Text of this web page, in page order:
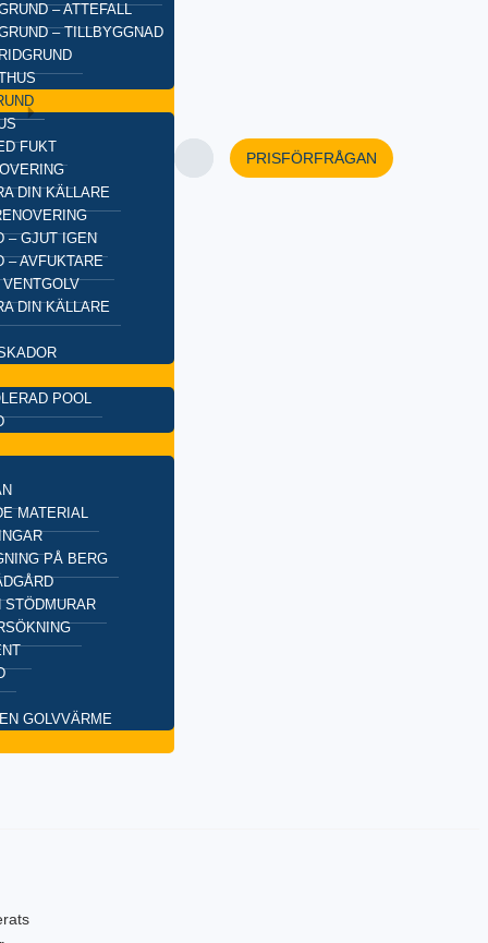
– ATTEFALL
– TILLBYGGNAD
FUKT
DIN KÄLLARE
– GJUT IGEN
– AVFUKTARE
DIN KÄLLARE
POOL
MATERIAL
PÅ BERG
STÖDMURAR
GOLVVÄRME
PRISFÖRFRÅGAN